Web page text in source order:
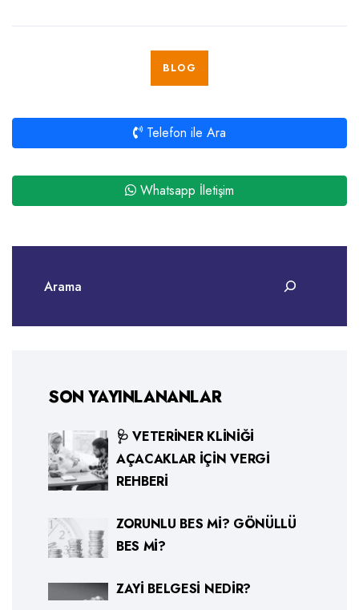
BLOG
Telefon ile Ara
Whatsapp İletişim
SON YAYINLANANLAR
🩺 VETERINER KLINIĞI
AÇACAKLAR İÇIN VERGI
REHBERI
ZORUNLU BES MI? GÖNÜLLÜ
BES MI?
ZAYI BELGESI NEDIR?